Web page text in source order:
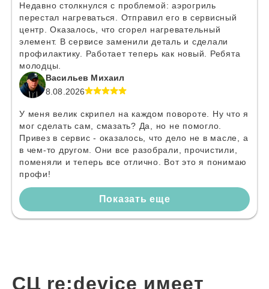
Недавно столкнулся с проблемой: аэрогриль
перестал нагреваться. Отправил его в сервисный
центр. Оказалось, что сгорел нагревательный
элемент. В сервисе заменили деталь и сделали
профилактику. Работает теперь как новый. Ребята
молодцы.
Васильев Михаил
8.08.2026
У меня велик скрипел на каждом повороте. Ну что я
мог сделать сам, смазать? Да, но не помогло.
Привез в сервис - оказалось, что дело не в масле, а
в чем-то другом. Они все разобрали, прочистили,
поменяли и теперь все отлично. Вот это я понимаю
профи!
Показать еще
СЦ re:device имеет